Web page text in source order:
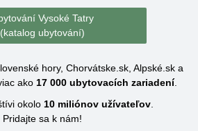
Vysoké Tatry
(katalog ubytování)
hory, Chorvátske.sk, Alpské.sk a
ako 17 000ubytovacích zariadení.
okolo 10 miliónov užívateľov
Pridajte sa k nám!